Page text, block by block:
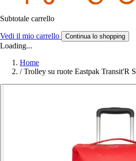
Subtotale carrello
Vedi il mio carrello Continua lo shopping
Loading...
Home
/ Trolley su ruote Eastpak Transit'R S